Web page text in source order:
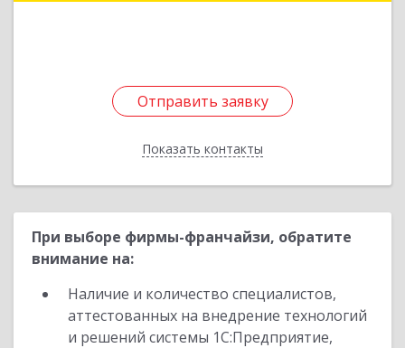
Отправить заявку
Показать контакты
Отправить заявку
Назад
При выборе фирмы-франчайзи, обратите
внимание на:
Наличие и количество специалистов,
аттестованных на внедрение технологий
и решений системы 1С:Предприятие,